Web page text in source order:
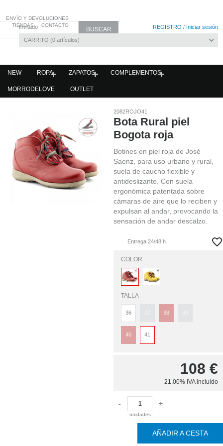
Invitado REGISTRO / Iniciar sesión
CARRITO 0 artículos
ENVÍO Y DEVOLUCIONES
TIENDAS
CONTACTO
NEW ROPA ZAPATOS COMPLEMENTOS
MORRODELOVE OUTLET
2082ROJO41
Bota Rural piel
Bogota roja
Botines en piel roja de José
Saenz, para uso urbano y rural,
suela de caucho flexible y
antideslizante. Con suela
ergonómica patentada sobre
cámaras de aire que lo reciben y
expulsan al andar, provocando la
sensación de andar descalzo.
Entrega 24/48 h
COLOR
TALLA
36 38
40 41
108 €
21.00% IVA incluido
-
unidades
+
AÑADIR A CESTA